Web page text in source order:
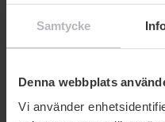
Samtycke
Denna webbplats
Vi använder
Akne - Ett